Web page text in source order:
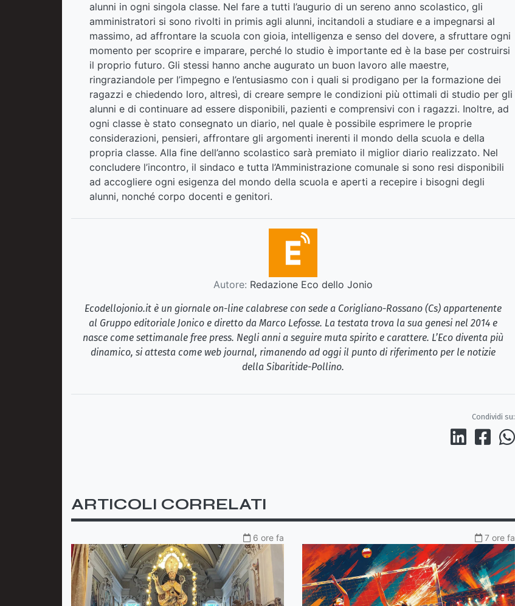
alunni in ogni singola classe. Nel fare a tutti l’augurio di un sereno anno scolastico, gli
amministratori si sono rivolti in primis agli alunni, incitandoli a studiare e a impegnarsi al
massimo, ad affrontare la scuola con gioia, intelligenza e senso del dovere, a sfruttare ogni
momento per scoprire e imparare, perché lo studio è importante ed è la base per costruirsi
il proprio futuro. Gli stessi hanno anche augurato un buon lavoro alle maestre,
ringraziandole per l’impegno e l’entusiasmo con i quali si prodigano per la formazione dei
ragazzi e chiedendo loro, altresì, di creare sempre le condizioni più ottimali di studio per gli
alunni e di continuare ad essere disponibili, pazienti e comprensivi con i ragazzi. Inoltre, ad
ogni classe è stato consegnato un diario, nel quale è possibile esprimere le proprie
considerazioni, pensieri, affrontare gli argomenti inerenti il mondo della scuola e della
propria classe. Alla fine dell’anno scolastico sarà premiato il miglior diario realizzato. Nel
concludere l’incontro, il sindaco e tutta l’Amministrazione comunale si sono resi disponibili
ad accogliere ogni esigenza del mondo della scuola e aperti a recepire i bisogni degli
alunni, nonché corpo docenti e genitori.
Autore: Redazione Eco dello Jonio
Ecodellojonio.it è un giornale on-line calabrese con sede a Corigliano-Rossano (Cs) appartenente
al Gruppo editoriale Jonico e diretto da Marco Lefosse. La testata trova la sua genesi nel 2014 e
nasce come settimanale free press. Negli anni a seguire muta spirito e carattere. L’Eco diventa più
dinamico, si attesta come web journal, rimanendo ad oggi il punto di riferimento per le notizie
della Sibaritide-Pollino.
Condividi su:
ARTICOLI CORRELATI
6 ore fa 7 ore fa